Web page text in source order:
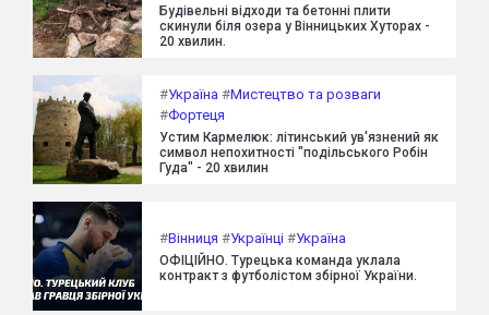
Будівельні відходи та бетонні плити
скинули біля озера у Вінницьких Хуторах -
20 хвилин.
#Україна #Мистецтво та розваги
#Фортеця
Устим Кармелюк: літинський ув'язнений як
символ непохитності "подільського Робін
Гуда" - 20 хвилин
#Вінниця #Українці #Україна
ОФІЦІЙНО. Турецька команда уклала
контракт з футболістом збірної України.